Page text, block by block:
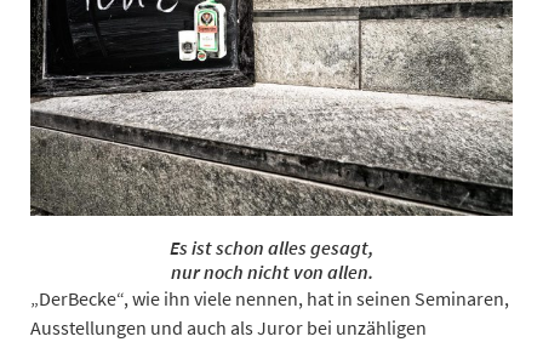
Es ist schon alles gesagt,
nur noch nicht von allen.
„DerBecke“, wie ihn viele nennen, hat in seinen Seminaren,
Ausstellungen und auch als Juror bei unzähligen